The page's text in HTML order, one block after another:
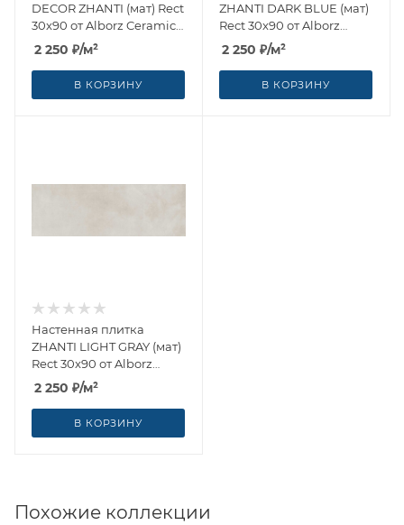
DECOR ZHANTI (мат) Rect
30x90 от Alborz Ceramic
CO (Иран)
2 250 ₽/м²
В КОРЗИНУ
ZHANTI DARK BLUE (мат)
Rect 30x90 от Alborz
Ceramic CO (Иран)
2 250 ₽/м²
В КОРЗИНУ
Настенная плитка
ZHANTI LIGHT GRAY (мат)
Rect 30x90 от Alborz
Ceramic CO (Иран)
2 250 ₽/м²
В КОРЗИНУ
Похожие коллекции